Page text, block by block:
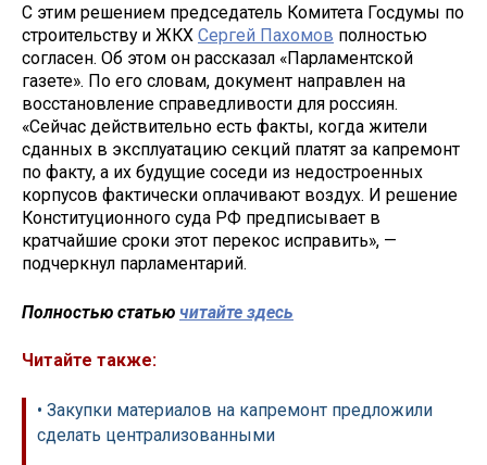
С этим решением председатель Комитета Госдумы по
строительству и ЖКХ Сергей Пахомов полностью
согласен. Об этом он рассказал «Парламентской
газете». По его словам, документ направлен на
восстановление справедливости для россиян.
«Сейчас действительно есть факты, когда жители
сданных в эксплуатацию секций платят за капремонт
по факту, а их будущие соседи из недостроенных
корпусов фактически оплачивают воздух. И решение
Конституционного суда РФ предписывает в
кратчайшие сроки этот перекос исправить», —
подчеркнул парламентарий.
Полностью статью читайте здесь
Читайте также:
• Закупки материалов на капремонт предложили
сделать централизованными